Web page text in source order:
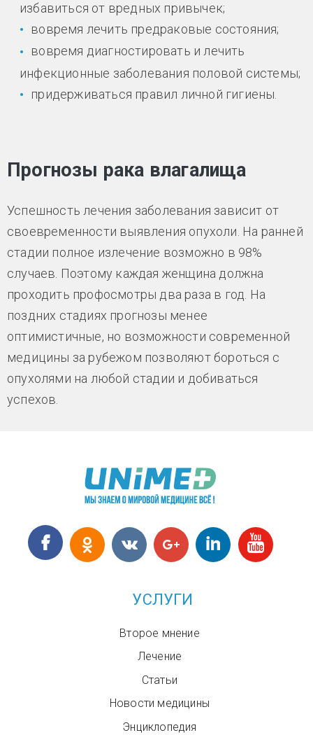
избавиться от вредных привычек;
вовремя лечить предраковые состояния;
вовремя диагностировать и лечить
инфекционные заболевания половой системы;
придерживаться правил личной гигиены.
Прогнозы рака влагалища
Успешность лечения заболевания зависит от
своевременности выявления опухоли. На ранней
стадии полное излечение возможно в 98%
случаев. Поэтому каждая женщина должна
проходить профосмотры два раза в год. На
поздних стадиях прогнозы менее
оптимистичные, но возможности современной
медицины за рубежом позволяют бороться с
опухолями на любой стадии и добиваться
успехов.
УСЛУГИ
Второе мнение
Лечение
Статьи
Новости медицины
Энциклопедия